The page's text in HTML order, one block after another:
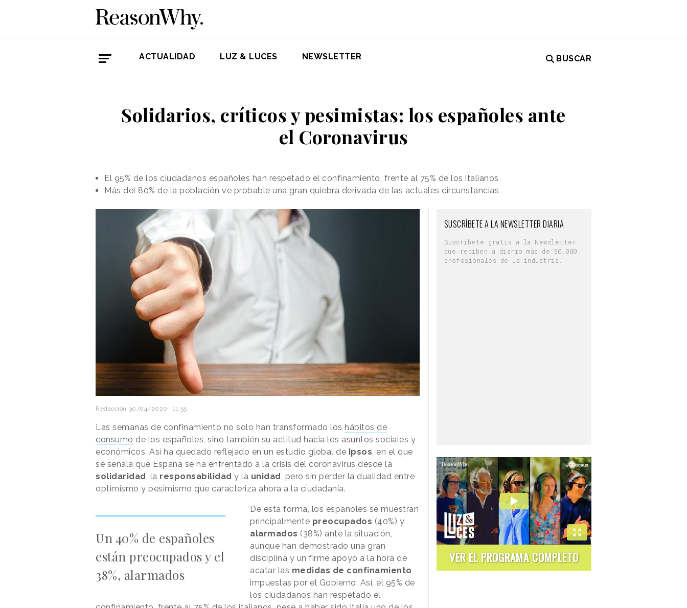
ACTUALIDAD LUZ & LUCES NEWSLETTER BUSCAR
Solidarios, críticos y pesimistas: los españoles ante
el Coronavirus
El 95% de los ciudadanos españoles han respetado el confinamiento, frente al 75% de los italianos
Más del 80% de la población ve probable una gran quiebra derivada de las actuales circunstancias
Redacción 30/04/2020 · 11:55
Las semanas de confinamiento no solo han transformado los hábitos de
consumo de los españoles, sino también su actitud hacia los asuntos sociales y
económicos. Así ha quedado reflejado en un estudio global de Ipsos , en el que
se señala que España se ha enfrentado a la crisis del coronavirus desde la
solidaridad , la responsabilidad y la unidad , pero sin perder la dualidad entre
optimismo y pesimismo que caracteriza ahora a la ciudadanía.
Un 40% de españoles
están preocupados y el
38%, alarmados
De esta forma, los españoles se muestran
principalmente preocupados (40%) y
alarmados (38%) ante la situación,
aunque han demostrado una gran
disciplina y un firme apoyo a la hora de
acatar las medidas de confinamiento
impuestas por el Gobierno. Así, el 95% de
los ciudadanos han respetado el
SUSCRÍBETE A LA NEWSLETTER DIARIA
Suscríbete gratis a la Newsletter
que reciben a diario más de 50.000
profesionales de la industria.
VER EL PROGRAMA COMPLETO